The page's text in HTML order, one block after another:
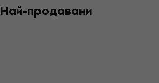
Най-продавани